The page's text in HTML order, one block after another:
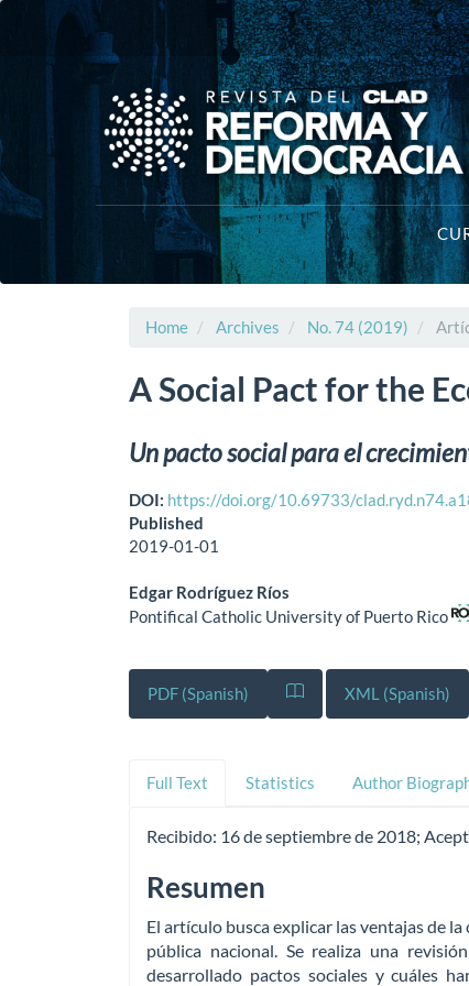
Main
Navigation
Main
Home Archives No. 74 (2019)
A Social Pact for the
Un pacto social para el
DOI: https://doi.org/10.69733/
Published
2019-01-01
Edgar Rodríguez Ríos
Pontifical Catholic University of Puerto Rico
PDF (Spanish) XML (Spanish)
Full Text Statistics Author
Recibido: 16 de septiembre de 2018;
Resumen
El artículo busca explicar las ventajas de
pública nacional. Se realiza una
desarrollado pactos sociales y cuáles